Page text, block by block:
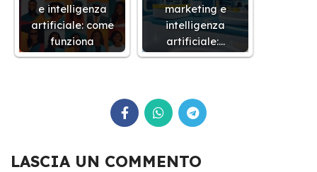
e intelligenza
artificiale: come
funziona
marketing e
intelligenza
artificiale:…
LASCIA UN COMMENTO